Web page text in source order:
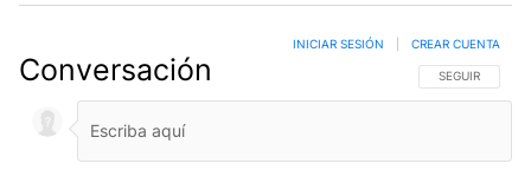
Conversación SIGA ESTA
SEGUIR
INICIAR SESIÓN CREAR CUENTA